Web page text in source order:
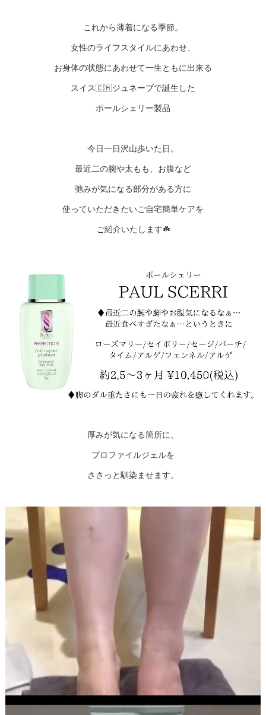
これから薄着になる季節。
女性のライフスタイルにあわせ、
お身体の状態にあわせて一生ともに出来る
スイス🇨🇭ジュネーブで誕生した
ポールシェリー製品
今日一日沢山歩いた日。
最近二の腕や太もも、お腹など
弛みが気になる部分がある方に
使っていただきたいご自宅簡単ケアを
ご紹介いたします☘️
厚みが気になる箇所に、
プロファイルジェルを
ささっと馴染ませます。